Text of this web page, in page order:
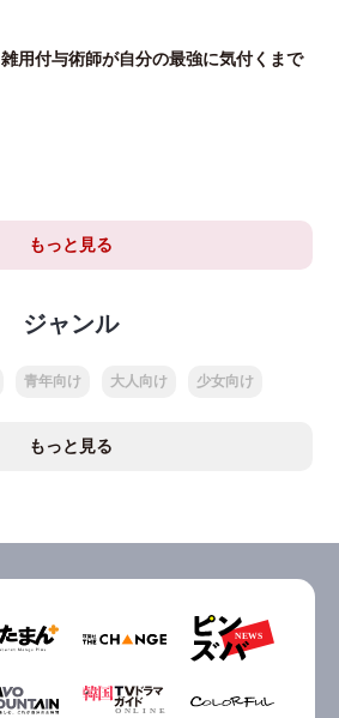
雑用付与術師が自分の最強に気付くまで
もっと見る
ジャンル
青年向け 大人向け 少女向け
もっと見る